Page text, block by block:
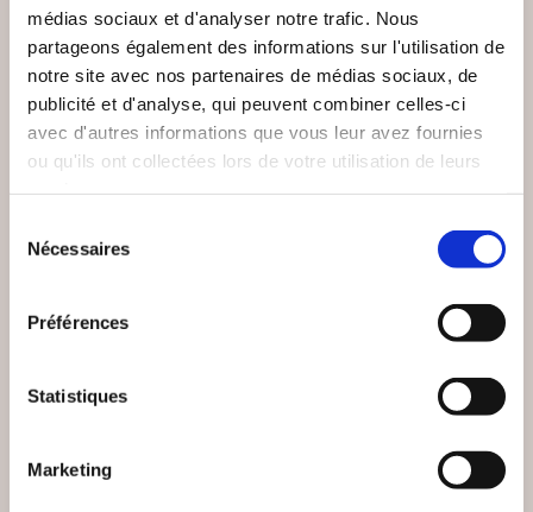
médias sociaux et d'analyser notre trafic. Nous
partageons également des informations sur l'utilisation de
notre site avec nos partenaires de médias sociaux, de
publicité et d'analyse, qui peuvent combiner celles-ci
avec d'autres informations que vous leur avez fournies
ou qu'ils ont collectées lors de votre utilisation de leurs
Nécessaires
Préférences
Statistiques
Marketing
(0 avis)
DESPAROIR Célina
PERFORMANCE ET
Epanouissement personnel
(0 avis)
Jérôme Zenastral
NESSUS EN
ASTROLOGIE
Epanouissement personnel